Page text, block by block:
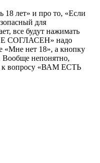
18 лет» и про то, «Если
для
все будут нажимать
СОГЛАСЕН» надо
«Мне нет 18», а кнопку
непонятно,
вопросу «ВАМ ЕСТЬ